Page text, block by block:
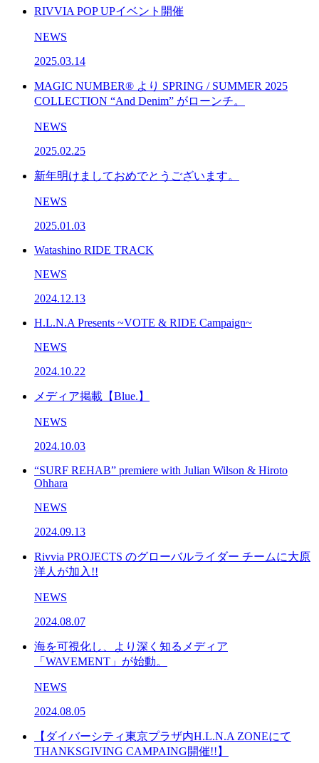
RIVVIA POP UPイベント開催
NEWS
2025.03.14
MAGIC NUMBER® より SPRING / SUMMER 2025
COLLECTION “And Denim” がローンチ。
NEWS
2025.02.25
新年明けましておめでとうございます。
NEWS
2025.01.03
Watashino RIDE TRACK
NEWS
2024.12.13
H.L.N.A Presents ~VOTE & RIDE Campaign~
NEWS
2024.10.22
メディア掲載【Blue.】
NEWS
2024.10.03
“SURF REHAB” premiere with Julian Wilson & Hiroto
Ohhara
NEWS
2024.09.13
Rivvia PROJECTS のグローバルライダー チームに大原
洋人が加入!!
NEWS
2024.08.07
海を可視化し、より深く知るメディア
「WAVEMENT」が始動。
NEWS
2024.08.05
【ダイバーシティ東京プラザ内H.L.N.A ZONEにて
THANKSGIVING CAMPAING開催!!】